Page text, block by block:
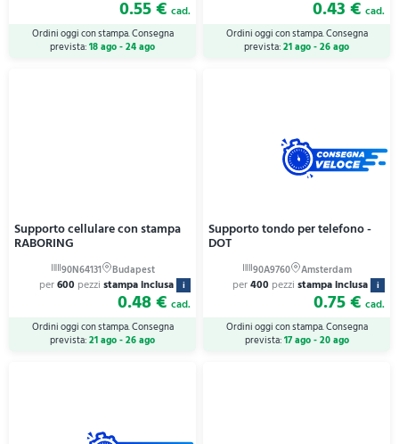
0.55 € cad.
Ordini oggi con stampa. Consegna
prevista:18 ago - 24 ago
0.43 € cad.
Ordini oggi con stampa. Consegna
prevista:21 ago - 26 ago
Supporto cellulare con stampa
RABORING
per600 pezzi stampa inclusa i
0.48 € cad.
Ordini oggi con stampa. Consegna
prevista:21 ago - 26 ago
Supporto tondo per telefono -
DOT
per400 pezzi stampa inclusa i
0.75 € cad.
Ordini oggi con stampa. Consegna
prevista:17 ago - 20 ago